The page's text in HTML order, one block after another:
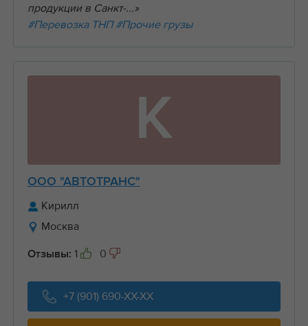
продукции в Санкт-...»
#Перевозка ТНП #Прочие грузы
К
ООО "АВТОТРАНС"
Кирилл
Москва
Отзывы: 1 0
+7 (901) 690-XX-XX